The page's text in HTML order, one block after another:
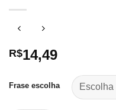
R$14,49
Frase escolha